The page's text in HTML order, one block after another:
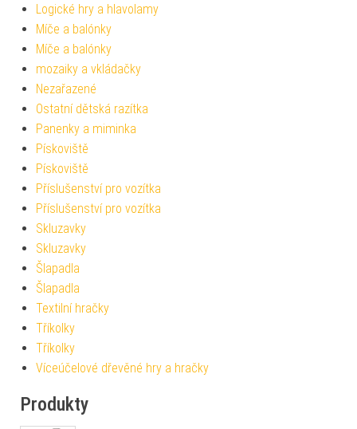
Logické hry a hlavolamy
Míče a balónky
Míče a balónky
mozaiky a vkládačky
Nezařazené
Ostatní dětská razítka
Panenky a miminka
Pískoviště
Pískoviště
Příslušenství pro vozítka
Příslušenství pro vozítka
Skluzavky
Skluzavky
Šlapadla
Šlapadla
Textilní hračky
Tříkolky
Tříkolky
Víceúčelové dřevěné hry a hračky
Produkty